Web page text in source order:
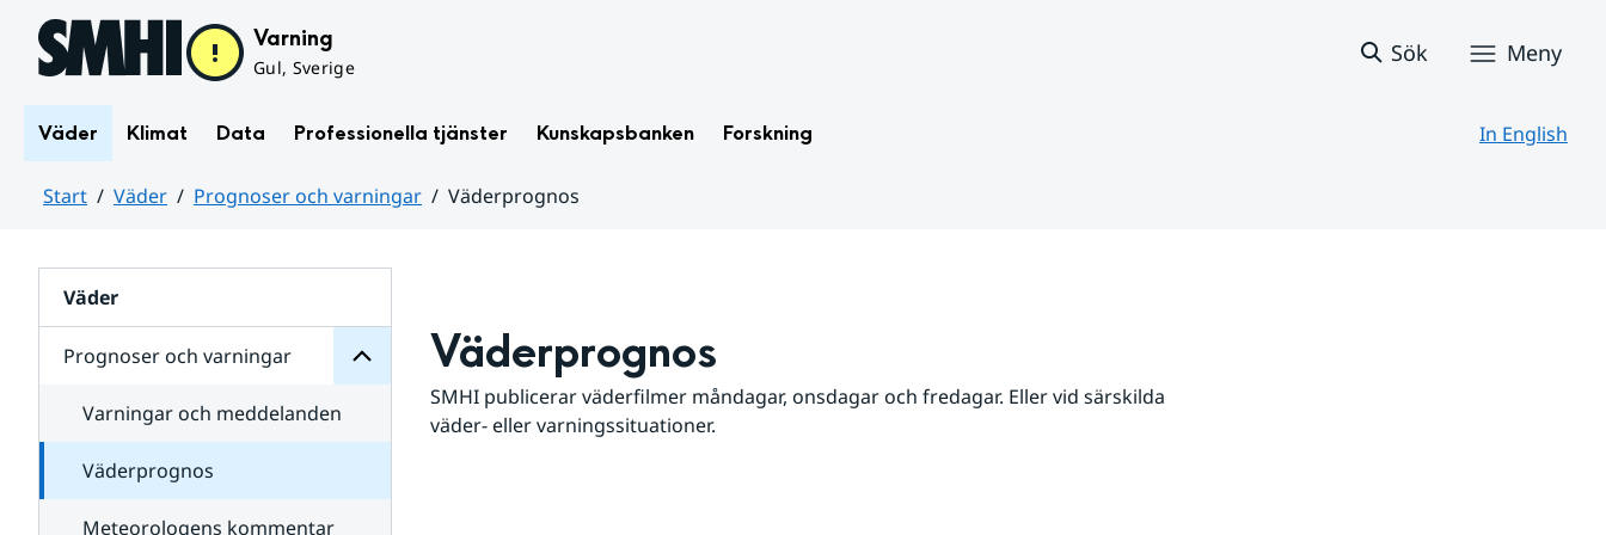
Hoppa till sidans innehåll Varning
Gul, Sverige
Sök Meny
Väder Klimat Data Professionella tjänster Kunskapsbanken Forskning In English
Start Väder Prognoser och varningar
Väderprognos
Väder
Prognoser och varningar
för
varningar
Varningar och meddelanden
Väderprognos
Meteorologens kommentar
Väderprognos
SMHI publicerar väderfilmer måndagar, onsdagar och fredagar. Eller vid särskilda
väder- eller varningssituationer.